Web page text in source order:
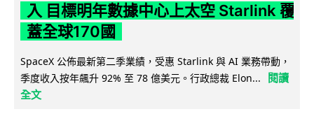
入 目標明年數據中心上太空 Starlink 覆
蓋全球170國
SpaceX 公佈最新第二季業績，受惠 Starlink 與 AI 業務帶動，
季度收入按年飆升 92% 至 78 億美元。行政總裁 Elon...
閱讀
全文